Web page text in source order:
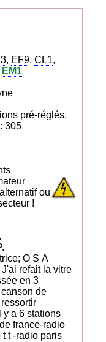
, EF9, CL1,
EM1
pré-réglés.
305
ou
!
O S A
refait la vitre
en 3
de
y a 6 stations
france-radio
t -radio paris